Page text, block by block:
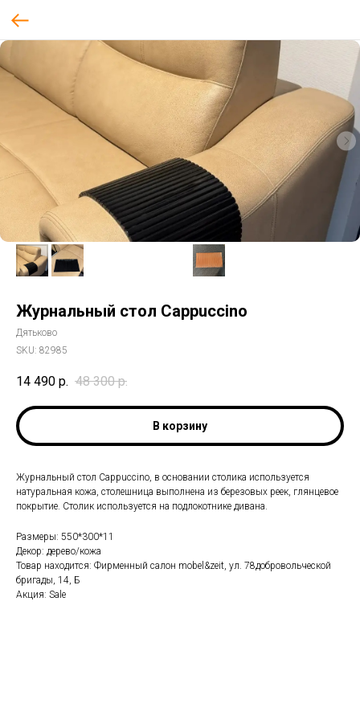
Журнальный стол Cappuccino
Дятьково
SKU: 82985
14 490 р. 48 300 р.
В корзину
Журнальный стол Cappuccino, в основании столика используется
натуральная кожа, столешница выполнена из березовых реек, глянцевое
покрытие. Столик используется на подлокотнике дивана.
Размеры: 550*300*11
Декор: дерево/кожа
Товар находится: Фирменный салон mobel&zeit, ул. 78добровольческой
бригады, 14, Б
Акция: Sale